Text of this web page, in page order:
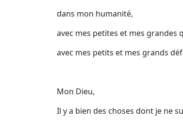
dans mon humanité,
avec mes petites et mes grandes
avec mes petits et mes grands
Mon Dieu,
Il y a bien des choses dont je ne